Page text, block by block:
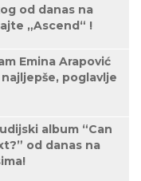
od danas na
„Ascend“ !
Emina Arapović
poglavlje
album “Can
od danas na